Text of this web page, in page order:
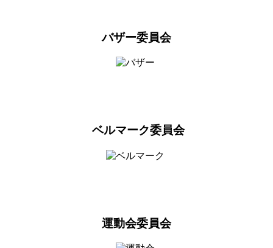
バザー委員会
ベルマーク委員会
運動会委員会